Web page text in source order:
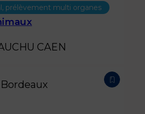
prélèvement multi organes
CHU CAEN